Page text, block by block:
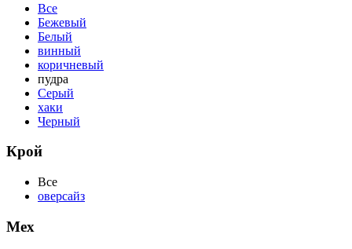
Все
Бежевый
Белый
винный
коричневый
пудра
Серый
хаки
Черный
Крой
Все
оверсайз
Мех